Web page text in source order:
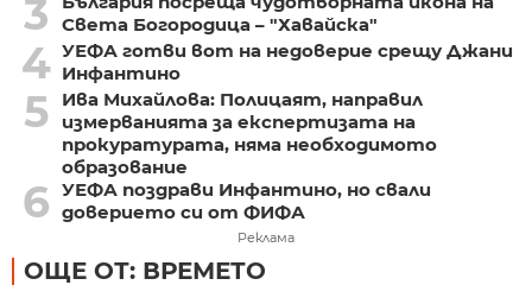
3
Света Богородица – "Хавайска"
4 УЕФА готви вот на недоверие срещу Джани
Инфантино
5
Ива Михайлова: Полицаят, направил
измерванията за експертизата на
прокуратурата, няма необходимото
образование
6 УЕФА поздрави Инфантино, но свали
доверието си от ФИФА
Реклама
ОЩЕ ОТ: ВРЕМЕТО